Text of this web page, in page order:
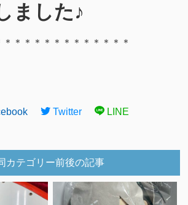
ました♪
＊＊＊＊＊＊＊＊＊＊＊＊＊
Twitter LINE
カテゴリー前後の記事